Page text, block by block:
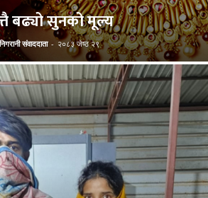
बढ्यो सुनको मूल्य
संवाददाता - २०८३ जेष्ठ २९